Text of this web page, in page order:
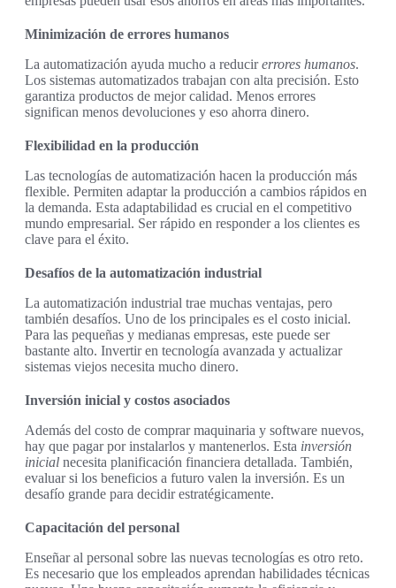
Minimización de errores humanos
La automatización ayuda mucho a reducirerrores humanos.
Los sistemas automatizados trabajan con alta precisión. Esto
garantiza productos de mejor calidad. Menos errores
significan menos devoluciones y eso ahorra dinero.
Flexibilidad en la producción
Las tecnologías de automatización hacen la producción más
flexible. Permiten adaptar la producción a cambios rápidos en
la demanda. Esta adaptabilidad es crucial en el competitivo
mundo empresarial. Ser rápido en responder a los clientes es
clave para el éxito.
Desafíos de la automatización industrial
La automatización industrial trae muchas ventajas, pero
también desafíos. Uno de los principales es el costo inicial.
Para las pequeñas y medianas empresas, este puede ser
bastante alto. Invertir en tecnología avanzada y actualizar
sistemas viejos necesita mucho dinero.
Inversión inicial y costos asociados
Además del costo de comprar maquinaria y software nuevos,
hay que pagar por instalarlos y mantenerlos. Esta inversión
inicial necesita planificación financiera detallada. También,
evaluar si los beneficios a futuro valen la inversión. Es un
desafío grande para decidir estratégicamente.
Capacitación del personal
Enseñar al personal sobre las nuevas tecnologías es otro reto.
Es necesario que los empleados aprendan habilidades técnicas